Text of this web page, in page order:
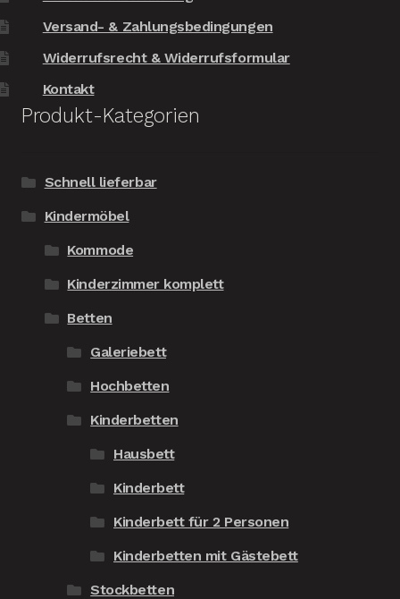
Versand- & Zahlungsbedingungen
Widerrufsrecht & Widerrufsformular
Kontakt
Produkt-Kategorien
Schnell lieferbar
Kindermöbel
Kommode
Kinderzimmer komplett
Betten
Galeriebett
Hochbetten
Kinderbetten
Hausbett
Kinderbett
Kinderbett für 2 Personen
Kinderbetten mit Gästebett
Stockbetten